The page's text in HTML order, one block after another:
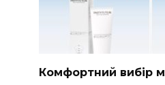
Комфортний вибір